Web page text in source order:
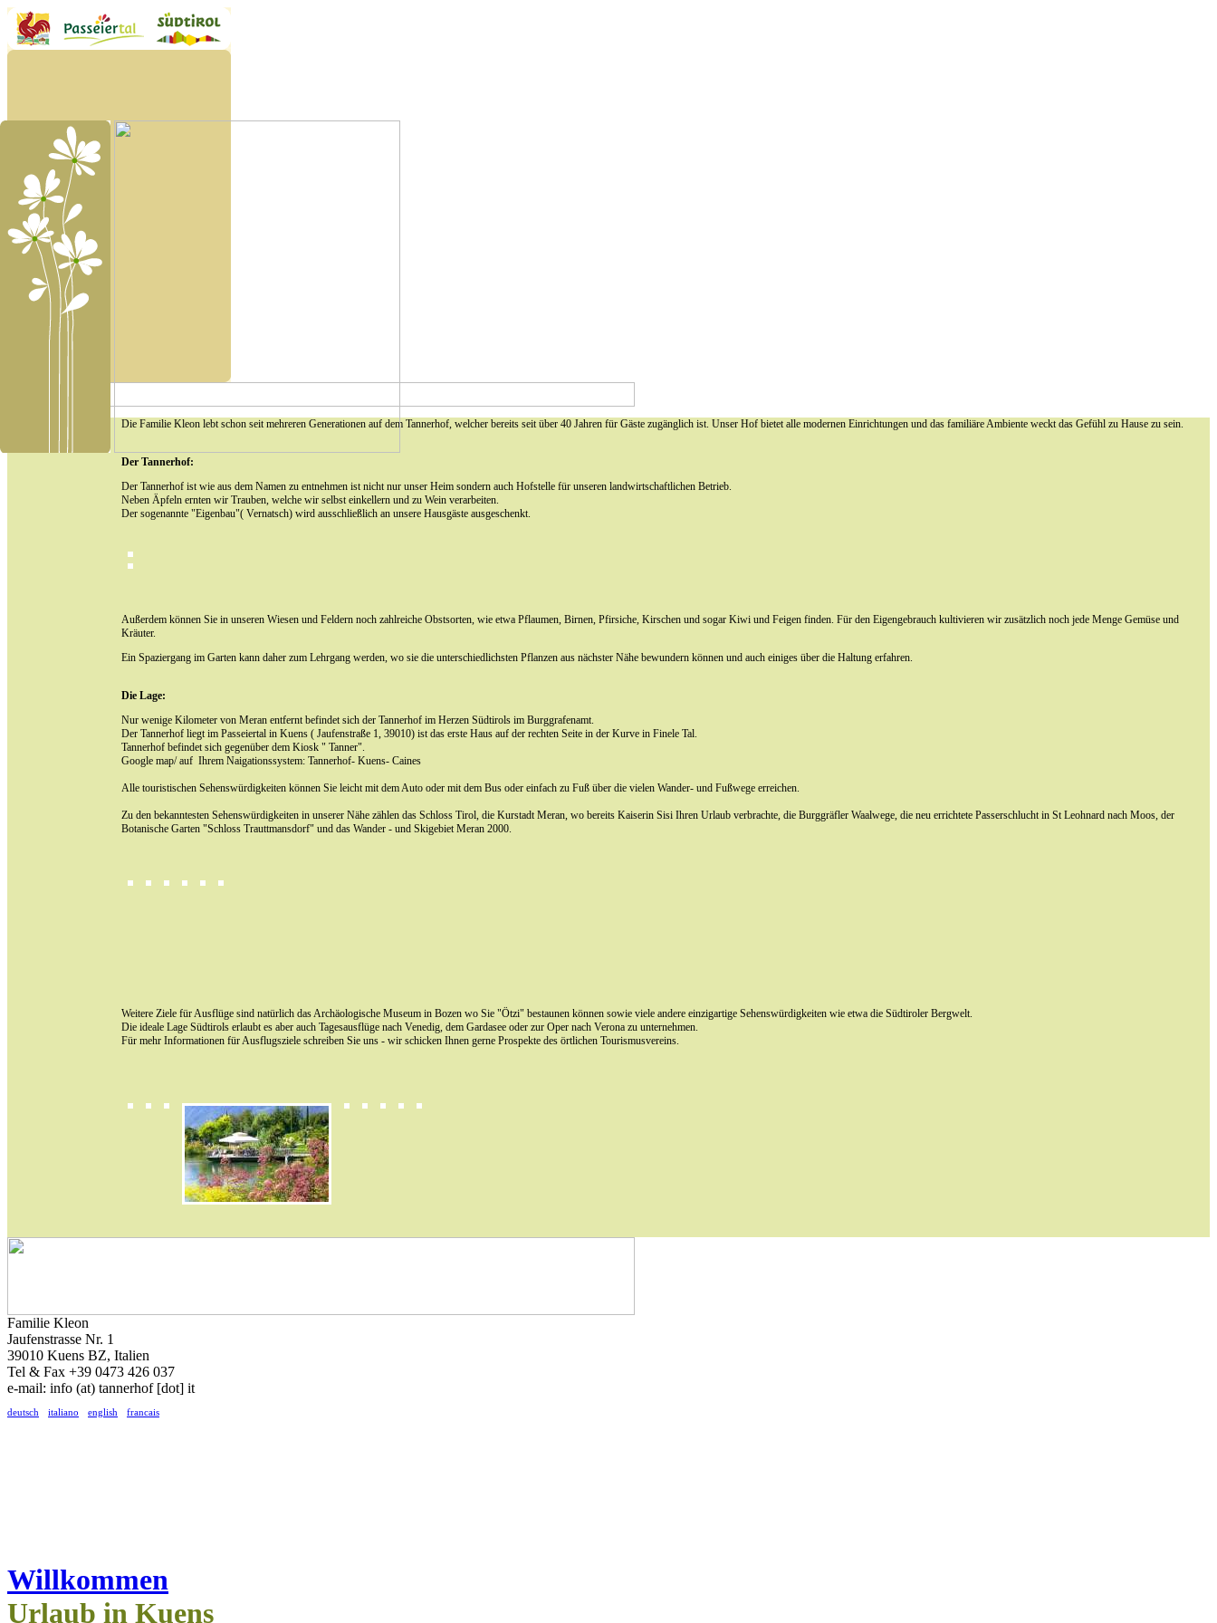
Die Familie Kleon lebt schon seit mehreren Generationen auf dem Tannerhof, welcher bereits seit über 40 Jahren für Gäste zugänglich ist. Unser Hof bietet alle modernen Einrichtungen und das familiäre Ambiente weckt das Gefühl zu Hause zu sein.
Der Tannerhof:
Der Tannerhof ist wie aus dem Namen zu entnehmen ist nicht nur unser Heim sondern auch Hofstelle für unseren landwirtschaftlichen Betrieb.
Neben Äpfeln ernten wir Trauben, welche wir selbst einkellern und zu Wein verarbeiten.
Der sogenannte "Eigenbau"( Vernatsch) wird ausschließlich an unsere Hausgäste ausgeschenkt.
Außerdem können Sie in unseren Wiesen und Feldern noch zahlreiche Obstsorten, wie etwa Pflaumen, Birnen, Pfirsiche, Kirschen und sogar Kiwi und Feigen finden. Für den Eigengebrauch kultivieren wir zusätzlich noch jede Menge Gemüse und
Kräuter.
Ein Spaziergang im Garten kann daher zum Lehrgang werden, wo sie die unterschiedlichsten Pflanzen aus nächster Nähe bewundern können und auch einiges über die Haltung erfahren.
Die Lage:
Nur wenige Kilometer von Meran entfernt befindet sich der Tannerhof im Herzen Südtirols im Burggrafenamt.
Der Tannerhof liegt im Passeiertal in Kuens ( Jaufenstraße 1, 39010) ist das erste Haus auf der rechten Seite in der Kurve in Finele Tal.
Tannerhof befindet sich gegenüber dem Kiosk " Tanner".
Google map/ auf Ihrem Naigationssystem: Tannerhof- Kuens- Caines
Alle touristischen Sehenswürdigkeiten können Sie leicht mit dem Auto oder mit dem Bus oder einfach zu Fuß über die vielen Wander- und Fußwege erreichen.
Zu den bekanntesten Sehenswürdigkeiten in unserer Nähe zählen das Schloss Tirol, die Kurstadt Meran, wo bereits Kaiserin Sisi Ihren Urlaub verbrachte, die Burggräfler Waalwege, die neu errichtete Passerschlucht in St Leohnard nach Moos, der
Botanische Garten "Schloss Trauttmansdorf" und das Wander - und Skigebiet Meran 2000.
Weitere Ziele für Ausflüge sind natürlich das Archäologische Museum in Bozen wo Sie "Ötzi" bestaunen können sowie viele andere einzigartige Sehenswürdigkeiten wie etwa die Südtiroler Bergwelt.
Die ideale Lage Südtirols erlaubt es aber auch Tagesausflüge nach Venedig, dem Gardasee oder zur Oper nach Verona zu unternehmen.
Für mehr Informationen für Ausflugsziele schreiben Sie uns - wir schicken Ihnen gerne Prospekte des örtlichen Tourismusvereins.
Familie Kleon
Jaufenstrasse Nr. 1
39010 Kuens BZ, Italien
Tel & Fax +39 0473 426 037
e-mail: info (at) tannerhof [dot] it
deutsch italiano english francais
Willkommen
Urlaub in Kuens